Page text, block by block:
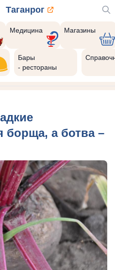
Таганрог
Медицина Магазины
Бары
- рестораны
борща, а ботва –